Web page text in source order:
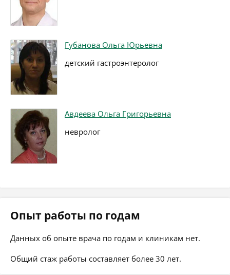
Губанова Ольга Юрьевна
детский гастроэнтеролог
Авдеева Ольга Григорьевна
невролог
Опыт работы по годам
Данных об опыте врача по годам и клиникам нет.
Общий стаж работы составляет более 30 лет.